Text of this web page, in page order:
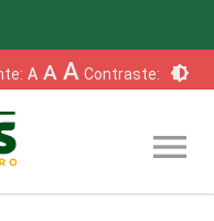
A A A Contraste: brightness_6
menu